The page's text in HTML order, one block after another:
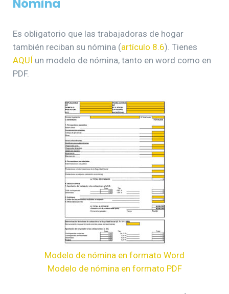
Nómina
Es obligatorio que las trabajadoras de hogar
también reciban su nómina (artículo 8.6). Tienes
AQUÍ un modelo de nómina, tanto en word como en
PDF.
Modelo de nómina en formato Word
Modelo de nómina en formato PDF